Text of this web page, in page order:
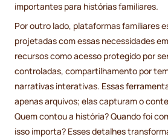
importantes para histórias familiares.
Por outro lado, plataformas familiares
projetadas com essas necessidades
recursos como acesso protegido por
controladas, compartilhamento por
narrativas interativas. Essas
apenas arquivos; elas capturam o
Quem contou a história? Quando foi
isso importa? Esses detalhes